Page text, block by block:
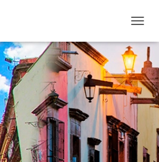
O
L
E
N
A
I
G